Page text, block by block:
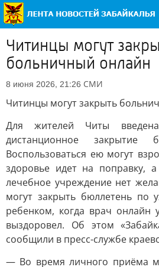
Читинцы могут
больничный онлайн
8 июня 2026, 21:26 СМИ
Читинцы могут закрыть
Для жителей Читы
дистанционное закрытие
Воспользоваться ею могут
здоровье идет на поправку,
лечебное учреждение нет
могут закрыть бюллетень по
ребенком, когда врач онлайн
выздоровел. Об этом
сообщили в пресс-службе
— Во время личного приёма